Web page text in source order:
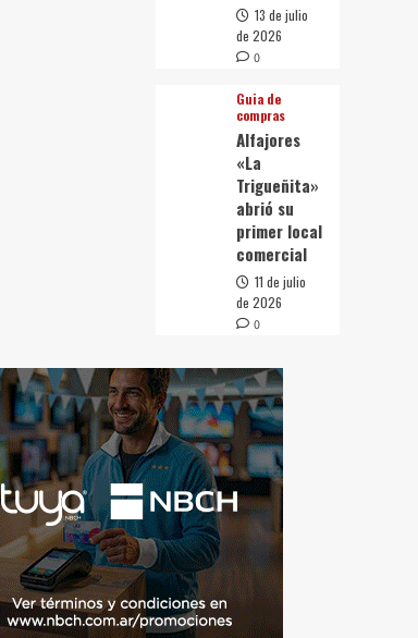
13 de julio
de 2026
0
Guia de
compras
Alfajores
«La
Trigueñita»
abrió su
primer local
comercial
11 de julio
de 2026
0